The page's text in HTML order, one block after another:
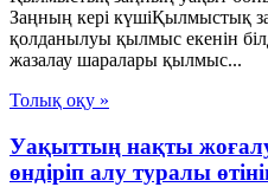
Заңның кері күшіҚылмыстық
қолданылуы қылмыс екенін
жазалау шаралары қылмыс...
Толық оқу »
Уақыттың нақты
өндіріп алу туралы